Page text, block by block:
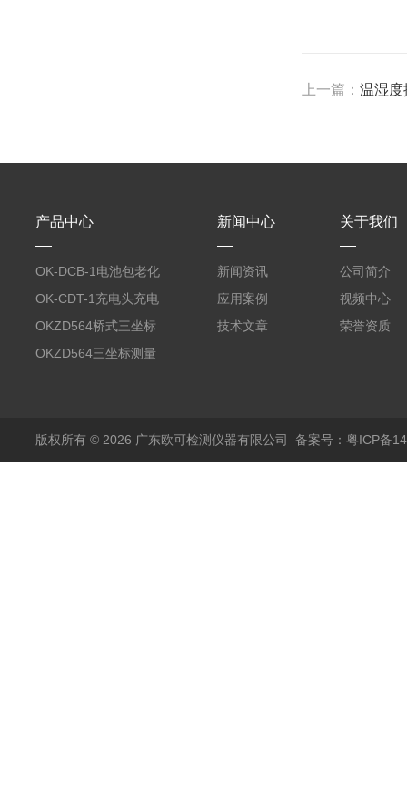
上一篇：温湿度
产品中心
OK-DCB-1电池包老化
测试系统
OK-CDT-1充电头充电
宝测试系统
OKZD564桥式三坐标
测量仪
OKZD564三坐标测量
新闻中心
新闻资讯
应用案例
技术文章
关于我们
公司简介
视频中心
荣誉资质
版权所有 © 2026 广东欧可检测仪器有限公司 备案号：粤ICP备